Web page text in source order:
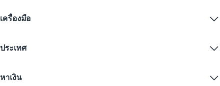
VPN ฟรี
ส่วนลดนักเรียน
บล็อก
นโยบายความเป็นส่วนตัว
การตั้งค่าคุกกี้
ความเป็นส่วนตัวทางอินเทอร์เน็ต
IP ไม่ระบุตัวตน
VPN สำหรับการสตรีม
เครื่องมือ
ซ่อน IP ของคุณ
SMS ออนไลน์
ประเทศ
VPN ของสหราชอาณาจักร
หาเงิน